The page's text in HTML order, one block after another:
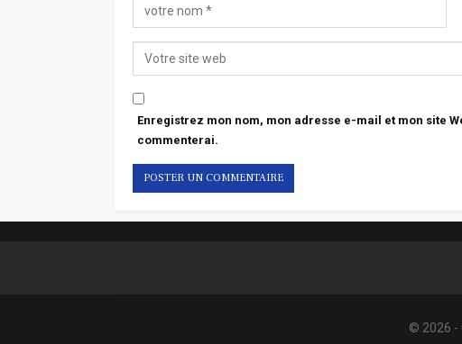
Enregistrez mon nom, mon adresse e-mail et mon site
commenterai.
© 2026 -